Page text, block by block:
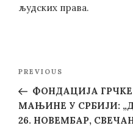
људских права.
Previous
Post
PREVIOUS
ФОНДАЦИЈА
МАЊИНЕ У СРБИЈИ:
26. НОВЕМБАР,